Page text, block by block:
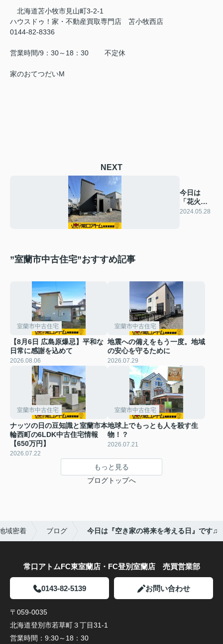
北海道苫小牧市見山町3-2-1
ハウスドゥ！家・不動産買取専門店 苫小牧西店
0144-82-8336
営業時間/9：30～18：30 不定休
家のおてつだいM
NEXT
今日は
「花火の
日」
2024.05.28
”室蘭市中古住宅”おすすめ記事
室蘭市中古住宅
【8月6日 広島原爆忌】平和な
日常に感謝を込めて
2026.08.06
室蘭市中古住宅
地震への備えをもう一度。地域
の安心を守るために
2026.07.29
室蘭市中古住宅
ナッツの日の豆知識と室蘭市本
輪西町の6LDK中古住宅情報
【650万円】
2026.07.22
室蘭市中古住宅
地球上でもっとも人を殺す生
物！？
2026.07.21
もっと見る
ブログトップへ
域密着 ブログ 今日は『空き家の将来を考える日』です♫
常口アトムFC東室蘭店・FC登別室蘭店 売買営業部
0143-82-5139 お問い合わせ
〒059-0035
北海道登別市若草町３丁目31-1
営業時間： 9:30～18：30